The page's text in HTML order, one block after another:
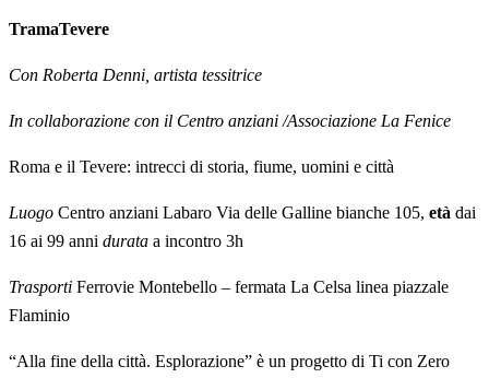
TramaTevere
Con Roberta Denni, artista tessitrice
In collaborazione con il Centro anziani /Associazione La Fenice
Roma e il Tevere: intrecci di storia, fiume, uomini e città
Luogo Centro anziani Labaro Via delle Galline bianche 105, età dai
16 ai 99 anni durata a incontro 3h
Trasporti Ferrovie Montebello – fermata La Celsa linea piazzale
Flaminio
“Alla fine della città. Esplorazione” è un progetto di Ti con Zero